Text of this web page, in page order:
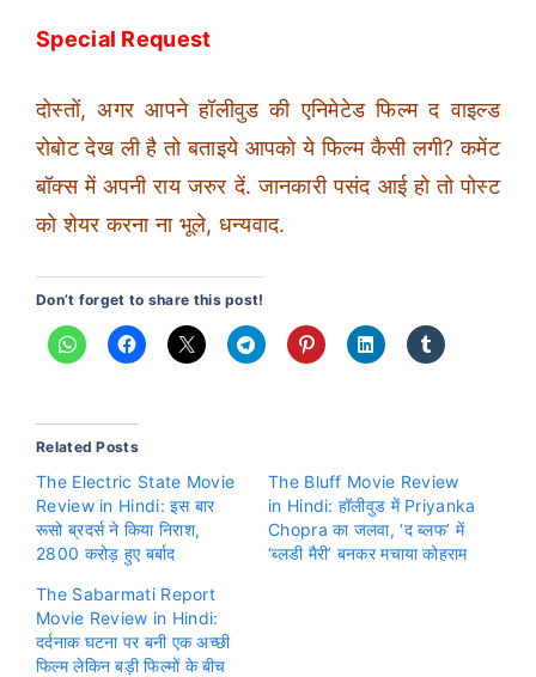
Special Request
दोस्तों, अगर आपने हॉलीवुड की एनिमेटेड फिल्म द वाइल्ड
रोबोट देख ली है तो बताइये आपको ये फिल्म कैसी लगी? कमेंट
बॉक्स में अपनी राय जरुर दें. जानकारी पसंद आई हो तो पोस्ट
को शेयर करना ना भूले, धन्यवाद.
Don’t forget to share this post!
Related Posts
The Electric State Movie
Review in Hindi: इस बार
रूसो ब्रदर्स ने किया निराश,
2800 करोड़ हुए बर्बाद
The Bluff Movie Review
in Hindi: हॉलीवुड में Priyanka
Chopra का जलवा, ‘द ब्लफ’ में
‘ब्लडी मैरी’ बनकर मचाया कोहराम
The Sabarmati Report
Movie Review in Hindi:
दर्दनाक घटना पर बनी एक अच्छी
फिल्म लेकिन बड़ी फिल्मों के बीच